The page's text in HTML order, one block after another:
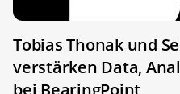
Tobias Thonak und
verstärken Data,